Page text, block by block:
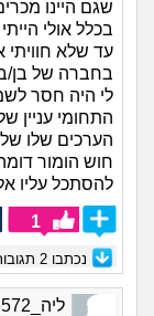
שגם היינו
בכלל אולי
עד שלא
בחברה של בן/בת
לי היה חסר
התחומי עניין
הערכים שלו
חוש הומור
להסתכל עליו
1
נכתבו 2
ליה_6572, בת 32, אורחת